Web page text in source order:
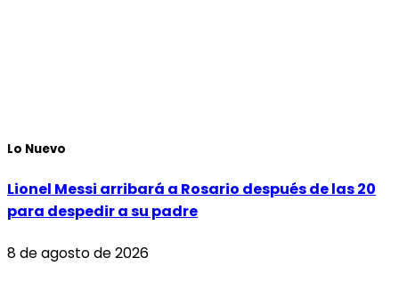
Lo Nuevo
Lionel Messi arribará a Rosario después de las 20
para despedir a su padre
8 de agosto de 2026